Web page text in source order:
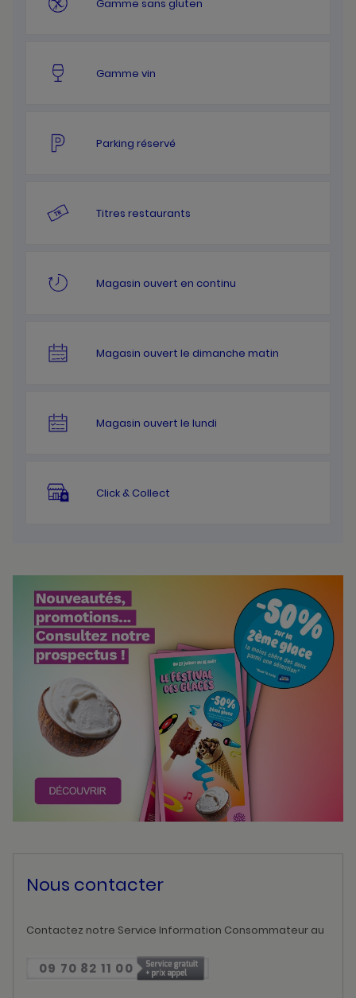
Gamme sans gluten
Gamme vin
Parking réservé
Titres restaurants
Magasin ouvert en continu
Magasin ouvert le dimanche matin
Magasin ouvert le lundi
Click & Collect
Nous contacter
Contactez notre Service Information Consommateur au
09 70 82 11 00